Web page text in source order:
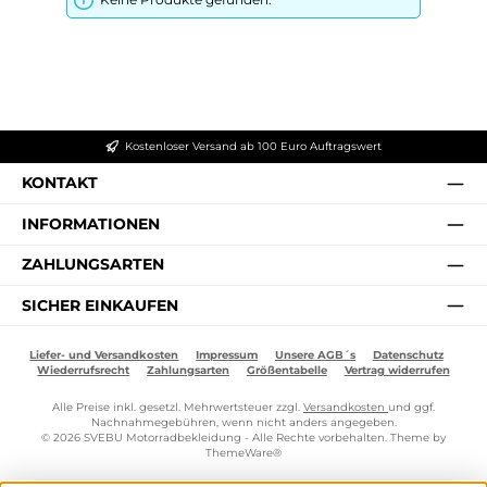
Kostenloser Versand ab 100 Euro Auftragswert
KONTAKT
INFORMATIONEN
ZAHLUNGSARTEN
SICHER EINKAUFEN
Liefer- und Versandkosten Impressum Unsere AGB´s
Datenschutz
Wiederrufsrecht
Zahlungsarten Größentabelle Vertrag widerrufen
Alle Preise inkl. gesetzl. Mehrwertsteuer zzgl. Versandkosten und ggf.
Nachnahmegebühren, wenn nicht anders angegeben.
© 2026 SVEBU Motorradbekleidung - Alle Rechte vorbehalten. Theme by
ThemeWare®